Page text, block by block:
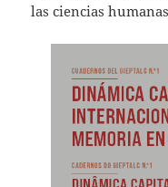
las ciencias